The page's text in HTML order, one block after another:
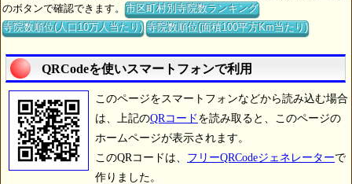
のボタンで確認できます。市区町村別寺院数ランキング
寺院数順位(人口10万人当たり) 寺院数順位(面積100平方Km当たり)
QRCodeを使いスマートフォンで利用
このページをスマートフォンなどから読み込む場合
は、上記のQRコード を読み取ると、このページの
ホームページが表示されます。
このQRコードは、 フリーQRCodeジェネレーターで
作りました。